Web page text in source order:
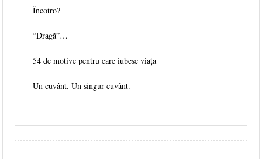
Încotro?
“Dragă”…
54 de motive pentru care iubesc viața
Un cuvânt. Un singur cuvânt.